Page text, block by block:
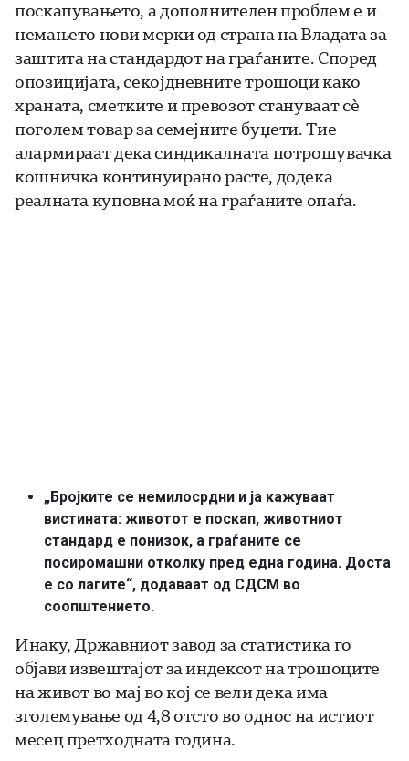
поскапувањето, а дополнителен проблем е и
немањето нови мерки од страна на Владата за
заштита на стандардот на граѓаните. Според
опозицијата, секојдневните трошоци како
храната, сметките и превозот стануваат сè
поголем товар за семејните буџети. Тие
алармираат дека синдикалната потрошувачка
кошничка континуирано расте, додека
реалната куповна моќ на граѓаните опаѓа.
„Бројките се немилосрдни и ја кажуваат
вистината: животот е поскап, животниот
стандард е понизок, а граѓаните се
посиромашни отколку пред една година. Доста
е со лагите“, додаваат од СДСМ во
соопштението.
Инаку, Државниот завод за статистика го
објави извештајот за индексот на трошоците
на живот во мај во кој се вели дека има
зголемување од 4,8 отсто во однос на истиот
месец претходната година.